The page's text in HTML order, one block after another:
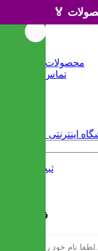
محصولات جدید
تماس با ما
ثبت نام
فرم ثبت نام